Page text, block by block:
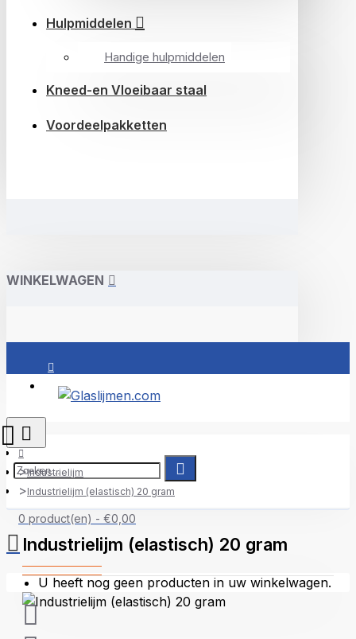
Hulpmiddelen
Handige hulpmiddelen
Kneed-en Vloeibaar staal
Voordeelpakketten
WINKELWAGEN
0 product(en) - €0,00
U heeft nog geen producten in uw winkelwagen.
Industrielijm
Industrielijm (elastisch) 20 gram
Industrielijm (elastisch) 20 gram